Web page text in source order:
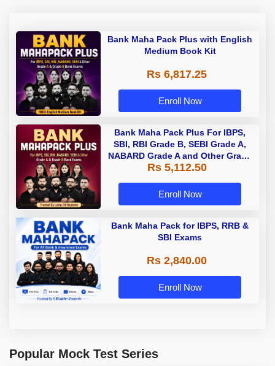
Bank Maha Pack Plus with English
Medium Book Kit
Rs 6,817.25
Enroll Now
Bank Maha Pack Plus For IBPS,
SBI, RBI Grade B, SEBI Grade A,
NABARD Grade A and Other Grade
A & Grade B Bank Exams
Rs 5,112.50
Enroll Now
Bank Maha Pack for IBPS, RRB &
SBI Exams
Rs 2,840.00
Enroll Now
Popular Mock Test Series